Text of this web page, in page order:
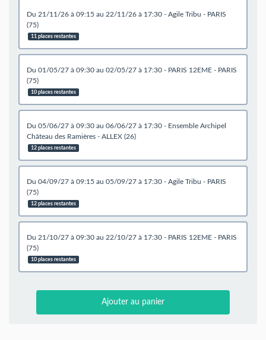
du 21/11/26 à 09:15 au 22/11/26 à 17:30 - Agile Tribu - PARIS
(75)
11 places restantes
du 01/05/27 à 09:30 au 02/05/27 à 17:30 - PARIS 12EME - PARIS
(75)
10 places restantes
du 05/06/27 à 09:30 au 06/06/27 à 17:30 - Ensemble Archipel
Château des Ramières - ALLEX (26)
12 places restantes
du 04/09/27 à 09:15 au 05/09/27 à 17:30 - Agile Tribu - PARIS
(75)
12 places restantes
du 21/10/27 à 09:30 au 22/10/27 à 17:30 - PARIS 12EME - PARIS
(75)
10 places restantes
Ajouter au panier